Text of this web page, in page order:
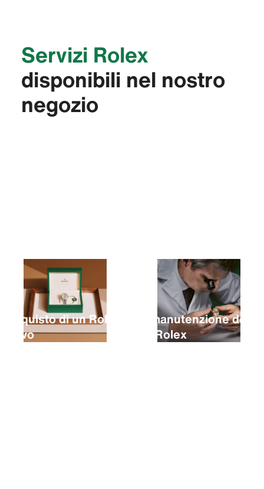
Servizi Rolex
disponibili nel nostro
negozio
L’acquisto di un Rolex
nuovo
La manutenzione del
tuo Rolex